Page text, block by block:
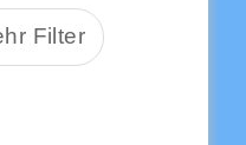
Filter